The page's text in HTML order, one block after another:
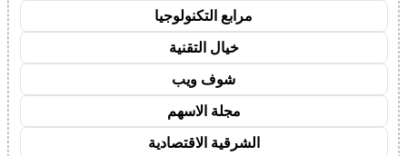
مرابع التكنولوجيا
خيال التقنية
شوف ويب
مجلة الاسهم
الشرقية الاقتصادية